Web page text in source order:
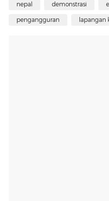
nepal demonstrasi
pengangguran lapangan